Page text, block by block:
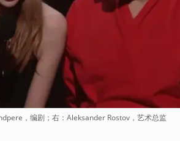
，编剧；右：Aleksander Rostov，艺术总监